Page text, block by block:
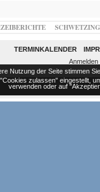
TERMINKALENDER
Anmelden
Nutzung der Seite stimmen
zulassen" eingestellt,
verwenden oder auf